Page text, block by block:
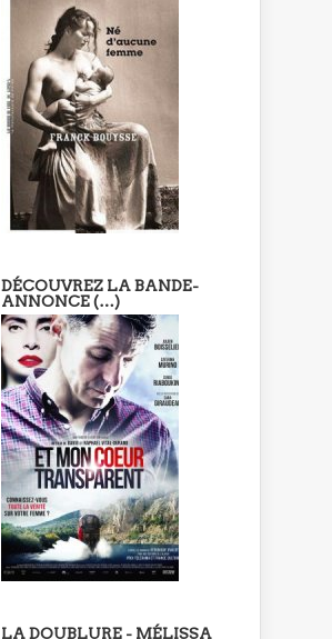
DÉCOUVREZ LA BANDE-
ANNONCE (…)
LA DOUBLURE - MÉLISSA